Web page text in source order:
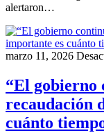
alertaron…
marzo 11, 2026
“El gobierno
recaudación
cuánto